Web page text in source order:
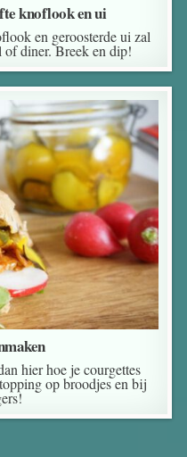
knoflook en ui
en geroosterde ui zal
of diner. Breek en dip!
hier hoe je courgettes
op broodjes en bij